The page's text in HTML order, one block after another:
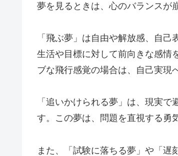
夢を見るときは、心のバランスが
「飛ぶ夢」は自由や解放感、自
生活や目標に対して前向きな感情
ブな飛行感覚の場合は、自己実現
「追いかけられる夢」は、現実
す。この夢は、問題を直視する勇
また、「試験に落ちる夢」や「遅